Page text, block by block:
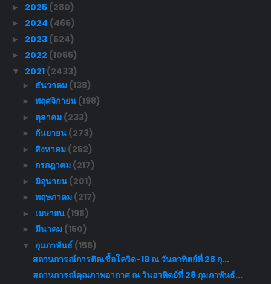
► 2025 (280)
► 2024 (465)
► 2023 (524)
► 2022 (1055)
▼ 2021 (2433)
► ธันวาคม (138)
► พฤศจิกายน (198)
► ตุลาคม (233)
► กันยายน (273)
► สิงหาคม (252)
► กรกฎาคม (217)
► มิถุนายน (201)
► พฤษภาคม (217)
► เมษายน (198)
► มีนาคม (150)
▼ กุมภาพันธ์ (156)
สถานการณ์การติดเชื้อโควิด-19 ณ วันอาทิตย์ที่ 28 กุ...
สถานการณ์คุณภาพอากาศ ณ วันอาทิตย์ที่ 28 กุมภาพันธ์...